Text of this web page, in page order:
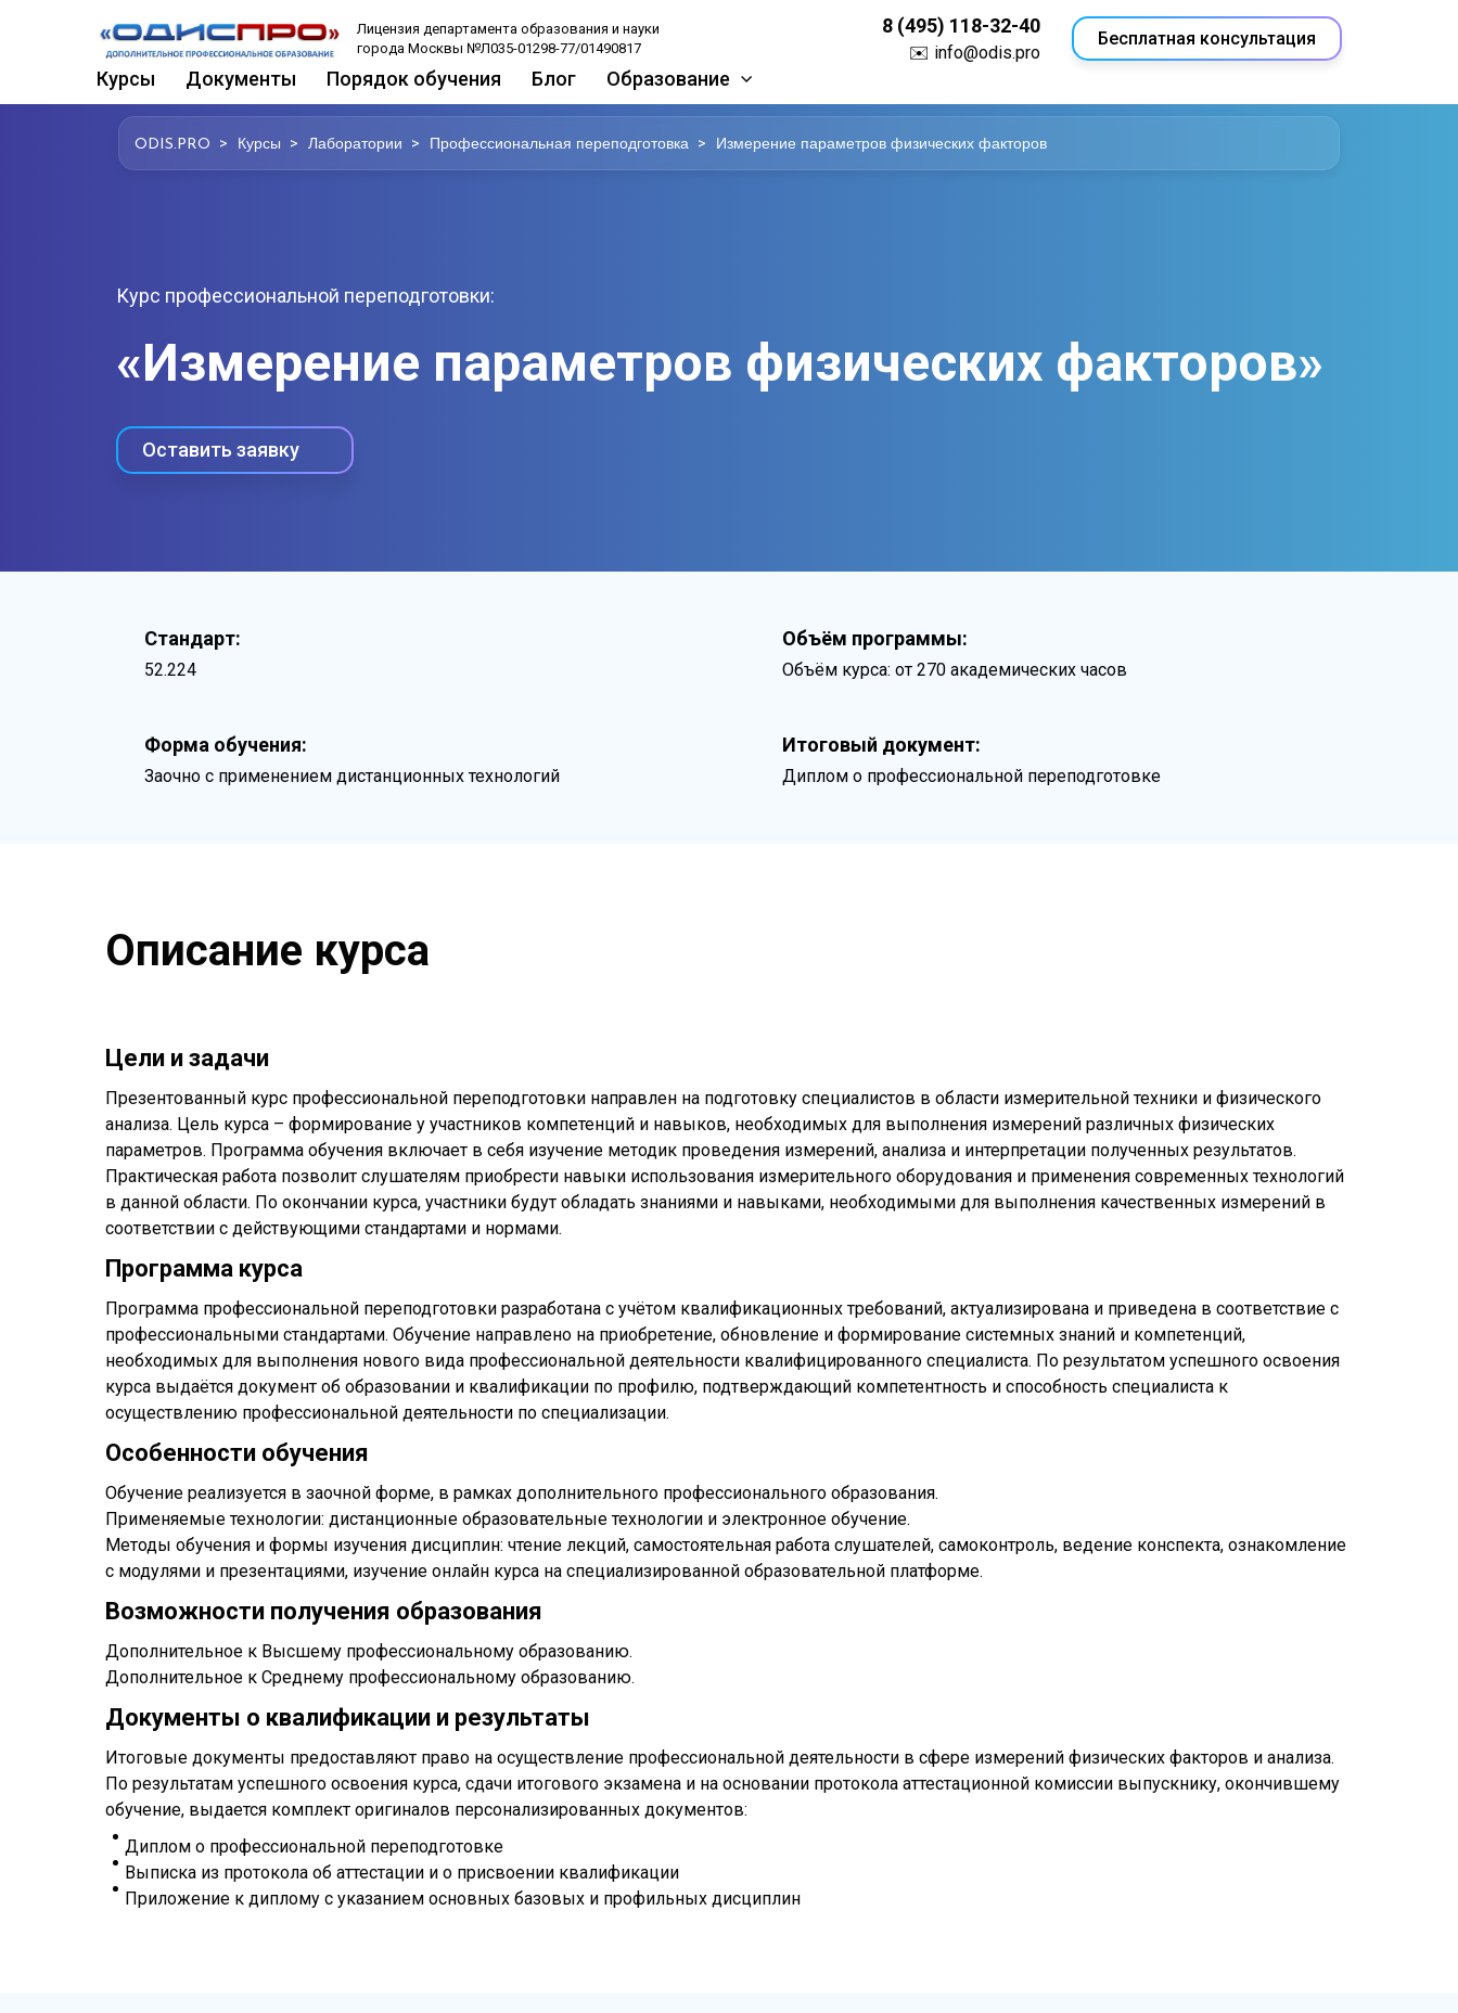
Лицензия департамента образования и науки
города Москвы №Л035-01298-77/01490817
8 (495) 118-32-40
✉️ info@odis.pro
Бесплатная консультация
Курсы Документы Порядок обучения Блог Образование
ODIS.PRO > Курсы > Лаборатории > Профессиональная переподготовка > Измерение параметров физических факторов
Курс профессиональной переподготовки:
«Измерение параметров физических факторов»
Оставить заявку
Стандарт:
52.224
Объём программы:
Объём курса: от 270 академических часов
Форма обучения:
Заочно с применением дистанционных технологий
Итоговый документ:
Диплом о профессиональной переподготовке
Описание курса
Цели и задачи
Презентованный курс профессиональной переподготовки направлен на подготовку специалистов в области измерительной техники и физического
анализа. Цель курса – формирование у участников компетенций и навыков, необходимых для выполнения измерений различных физических
параметров. Программа обучения включает в себя изучение методик проведения измерений, анализа и интерпретации полученных результатов.
Практическая работа позволит слушателям приобрести навыки использования измерительного оборудования и применения современных технологий
в данной области. По окончании курса, участники будут обладать знаниями и навыками, необходимыми для выполнения качественных измерений в
соответствии с действующими стандартами и нормами.
Программа курса
Программа профессиональной переподготовки разработана с учётом квалификационных требований, актуализирована и приведена в соответствие с
профессиональными стандартами. Обучение направлено на приобретение, обновление и формирование системных знаний и компетенций,
необходимых для выполнения нового вида профессиональной деятельности квалифицированного специалиста. По результатом успешного освоения
курса выдаётся документ об образовании и квалификации по профилю, подтверждающий компетентность и способность специалиста к
осуществлению профессиональной деятельности по специализации.
Особенности обучения
Обучение реализуется в заочной форме, в рамках дополнительного профессионального образования.
Применяемые технологии: дистанционные образовательные технологии и электронное обучение.
Методы обучения и формы изучения дисциплин: чтение лекций, самостоятельная работа слушателей, самоконтроль, ведение конспекта, ознакомление
с модулями и презентациями, изучение онлайн курса на специализированной образовательной платформе.
Возможности получения образования
Дополнительное к Высшему профессиональному образованию.
Дополнительное к Среднему профессиональному образованию.
Документы о квалификации и результаты
Итоговые документы предоставляют право на осуществление профессиональной деятельности в сфере измерений физических факторов и анализа.
По результатам успешного освоения курса, сдачи итогового экзамена и на основании протокола аттестационной комиссии выпускнику, окончившему
обучение, выдается комплект оригиналов персонализированных документов:
Диплом о профессиональной переподготовке
Выписка из протокола об аттестации и о присвоении квалификации
Приложение к диплому с указанием основных базовых и профильных дисциплин